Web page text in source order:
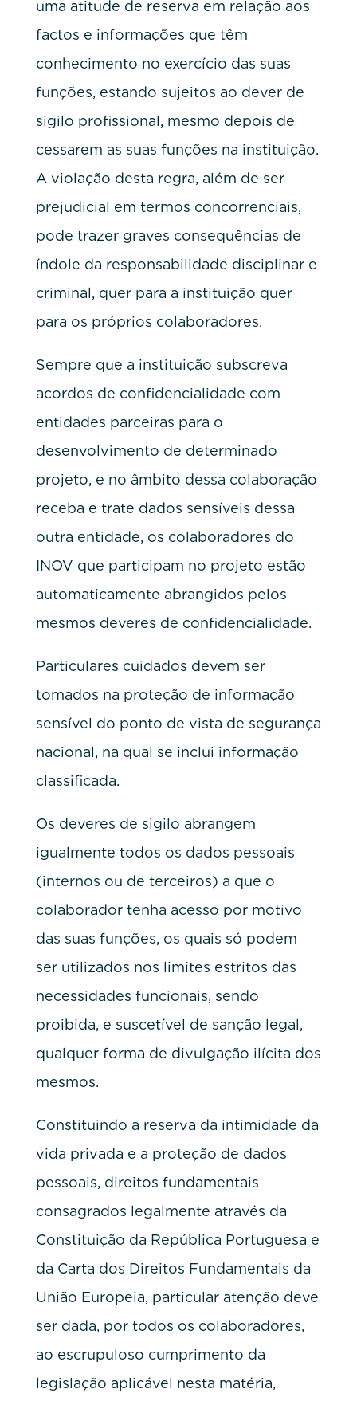
uma atitude de reserva em relação aos
factos e informações que têm
conhecimento no exercício das suas
funções, estando sujeitos ao dever de
sigilo profissional, mesmo depois de
cessarem as suas funções na instituição.
A violação desta regra, além de ser
prejudicial em termos concorrenciais,
pode trazer graves consequências de
índole da responsabilidade disciplinar e
criminal, quer para a instituição quer
para os próprios colaboradores.
Sempre que a instituição subscreva
acordos de confidencialidade com
entidades parceiras para o
desenvolvimento de determinado
projeto, e no âmbito dessa colaboração
receba e trate dados sensíveis dessa
outra entidade, os colaboradores do
INOV que participam no projeto estão
automaticamente abrangidos pelos
mesmos deveres de confidencialidade.
Particulares cuidados devem ser
tomados na proteção de informação
sensível do ponto de vista de segurança
nacional, na qual se inclui informação
classificada.
Os deveres de sigilo abrangem
igualmente todos os dados pessoais
(internos ou de terceiros) a que o
colaborador tenha acesso por motivo
das suas funções, os quais só podem
ser utilizados nos limites estritos das
necessidades funcionais, sendo
proibida, e suscetível de sanção legal,
qualquer forma de divulgação ilícita dos
mesmos.
Constituindo a reserva da intimidade da
vida privada e a proteção de dados
pessoais, direitos fundamentais
consagrados legalmente através da
Constituição da República Portuguesa e
da Carta dos Direitos Fundamentais da
União Europeia, particular atenção deve
ser dada, por todos os colaboradores,
ao escrupuloso cumprimento da
legislação aplicável nesta matéria,